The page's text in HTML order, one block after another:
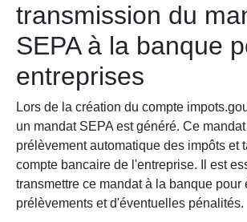
transmission du
SEPA à la banque
entreprises
Lors de la création du compte
un mandat SEPA est généré. Ce
prélèvement automatique des impôts et
compte bancaire de l'entreprise. Il est
transmettre ce mandat à la banque pour
prélèvements et d'éventuelles pénalités.